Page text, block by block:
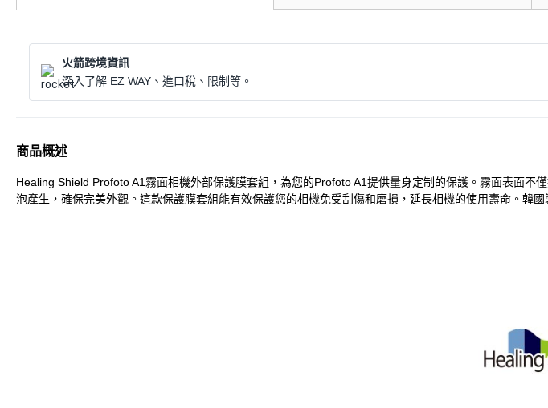
火箭跨境資訊
深入了解 EZ WAY、進口稅、限制等。
商品概述
Healing Shield Profoto A1霧面相機外部保護膜套組，為您的Profoto A1提供量身定制的保護。霧面表面
泡產生，確保完美外觀。這款保護膜套組能有效保護您的相機免受刮傷和磨損，延長相機的使用壽命。韓國